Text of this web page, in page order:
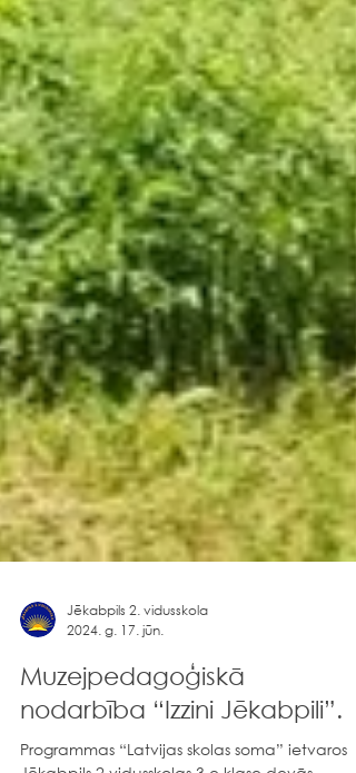
2024. g. 17. jūn.
Muzejpedagoģiskā
nodarbība “Izzini Jēkabpili”.